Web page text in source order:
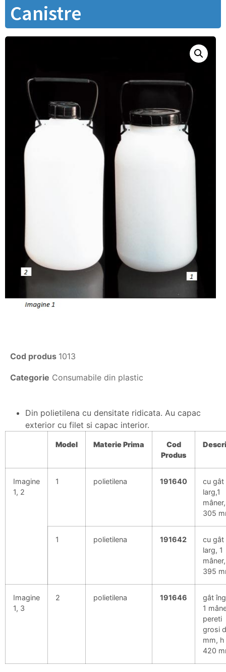
Canistre
Cod produs 1013
Categorie Consumabile din plastic
Din polietilena cu densitate ridicata. Au capac
exterior cu filet si capac interior.
Model MateriePrima
Cod
Produs
Imagine
1, 2
1 polietilena 191640
cu gât
larg,1
305
1 polietilena 191642
cu gât
larg, 1
395
Imagine
1, 3
2 polietilena 191646
gât
1
pereti
grosi
mm, h
420